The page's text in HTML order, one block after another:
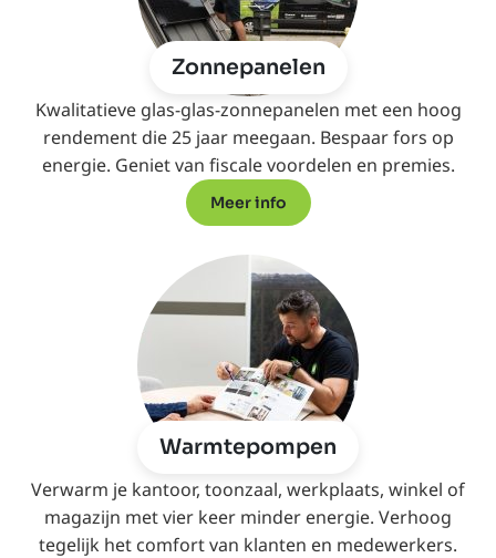
Zonnepanelen
Kwalitatieve glas-glas-zonnepanelen met een hoog
rendement die 25 jaar meegaan. Bespaar fors op
energie. Geniet van fiscale voordelen en premies.
Meer info
Warmtepompen
Verwarm je kantoor, toonzaal, werkplaats, winkel of
magazijn met vier keer minder energie. Verhoog
tegelijk het comfort van klanten en medewerkers.